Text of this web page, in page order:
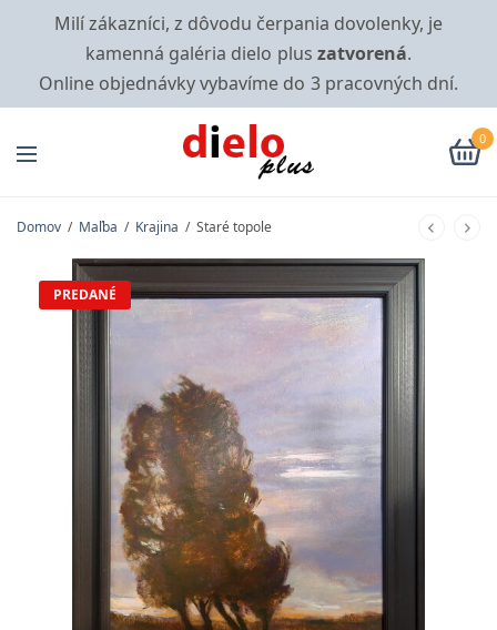
Milí zákazníci, z dôvodu čerpania dovolenky, je
kamenná galéria dielo plus zatvorená.
Online objednávky vybavíme do 3 pracovných dní.
0
Domov / Maľba / Krajina / Staré topole
PREDANÉ